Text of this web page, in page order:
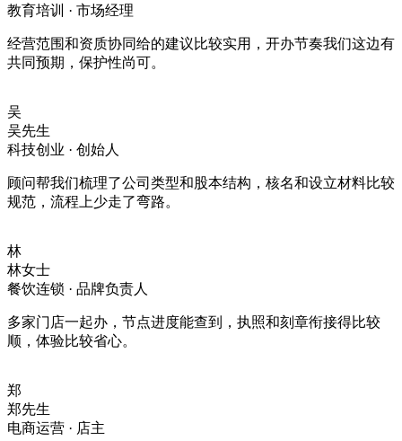
教育培训 · 市场经理
经营范围和资质协同给的建议比较实用，开办节奏我们这边有
共同预期，保护性尚可。
吴
吴先生
科技创业 · 创始人
顾问帮我们梳理了公司类型和股本结构，核名和设立材料比较
规范，流程上少走了弯路。
林
林女士
餐饮连锁 · 品牌负责人
多家门店一起办，节点进度能查到，执照和刻章衔接得比较
顺，体验比较省心。
郑
郑先生
电商运营 · 店主